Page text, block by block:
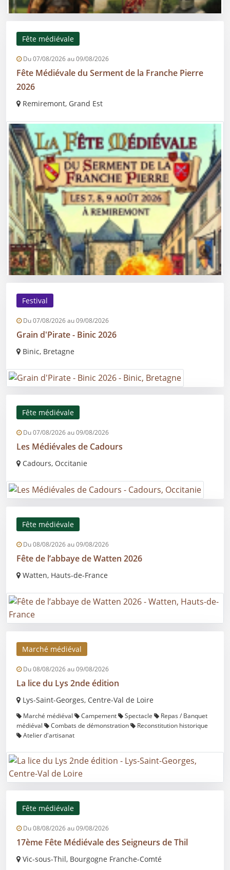
Fête médiévale
Du 07/08/2026 au 09/08/2026
Fête Médiévale du Serment de la Franche Pierre
2026
Remiremont, Grand Est
Festival
Du 07/08/2026 au 09/08/2026
Grain d'Pirate - Binic 2026
Binic, Bretagne
Fête médiévale
Du 07/08/2026 au 09/08/2026
Les Médiévales de Cadours
Cadours, Occitanie
Fête médiévale
Du 08/08/2026 au 09/08/2026
Fête de l’abbaye de Watten 2026
Watten, Hauts-de-France
Marché médiéval
Du 08/08/2026 au 09/08/2026
La lice du Lys 2nde édition
Lys-Saint-Georges, Centre-Val de Loire
Marché médiéval Campement Spectacle
Repas / Banquet
médiéval
Combats de démonstration
Reconstitution historique
Atelier d'artisanat
Fête médiévale
Du 08/08/2026 au 09/08/2026
17ème Fête Médiévale des Seigneurs de Thil
Vic-sous-Thil, Bourgogne Franche-Comté